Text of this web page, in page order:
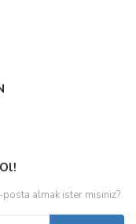
posta almak ister misiniz?